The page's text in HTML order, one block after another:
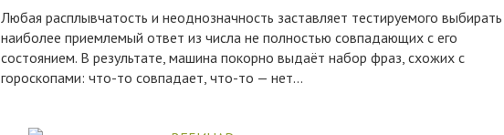
Любая расплывчатость и неоднозначность заставляет тестируемого выбирать
наиболее приемлемый ответ из числа не полностью совпадающих с его
состоянием. В результате, машина покорно выдаёт набор фраз, схожих с
гороскопами: что-то совпадает, что-то — нет...